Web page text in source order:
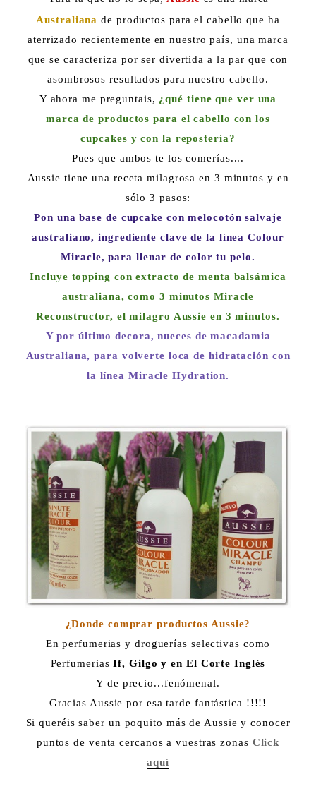
Australiana de productos para el cabello que ha
aterrizado recientemente en nuestro país, una marca
que se caracteriza por ser divertida a la par que con
asombrosos resultados para nuestro cabello.
Y ahora me preguntais, ¿qué tiene que ver una
marca de productos para el cabello con los
cupcakes y con la repostería?
Pues que ambos te los comerías....
Aussie tiene una receta milagrosa en 3 minutos y en
sólo 3 pasos:
Pon una base de cupcake con melocotón salvaje
australiano, ingrediente clave de la línea Colour
Miracle, para llenar de color tu pelo.
Incluye topping con extracto de menta balsámica
australiana, como 3 minutos Miracle
Reconstructor, el milagro Aussie en 3 minutos.
Y por último decora, nueces de macadamia
Australiana, para volverte loca de hidratación con
la línea Miracle Hydration.
¿Donde comprar productos Aussie?
En perfumerias y droguerías selectivas como
Perfumerias If, Gilgo y en El Corte Inglés
Y de precio...fenómenal.
Gracias Aussie por esa tarde fantástica !!!!!
Si queréis saber un poquito más de Aussie y conocer
puntos de venta cercanos a vuestras zonas Click
aquí